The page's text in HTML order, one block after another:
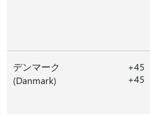
デンマーク
(Danmark)
+45
+45